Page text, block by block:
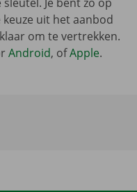
uit het aanbod
om te vertrekken.
Android, ofApple.